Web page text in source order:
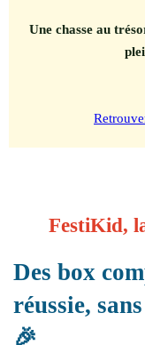
Une chasse au
FestiKid,
Des box
réussie,
🎉